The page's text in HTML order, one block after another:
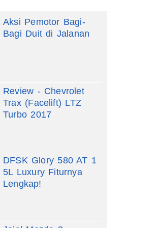
Aksi Pemotor Bagi-
Bagi Duit di Jalanan
Review - Chevrolet
Trax (Facelift) LTZ
Turbo 2017
DFSK Glory 580 AT 1
5L Luxury Fiturnya
Lengkap!